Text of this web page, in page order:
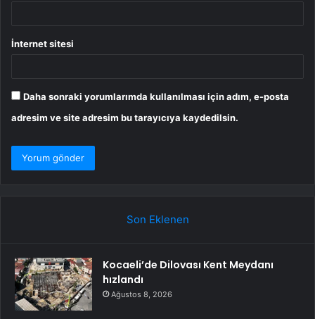
İnternet sitesi
Daha sonraki yorumlarımda kullanılması için adım, e-posta
adresim ve site adresim bu tarayıcıya kaydedilsin.
Son Eklenen
Kocaeli’de Dilovası Kent Meydanı
hızlandı
Ağustos 8, 2026